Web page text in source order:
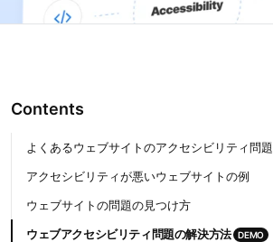
Contents
よくあるウェブサイトのアクセシビリティ問題
アクセシビリティが悪いウェブサイトの例
ウェブサイトの問題の見つけ方
ウェブアクセシビリティ問題の解決方法 DEMO